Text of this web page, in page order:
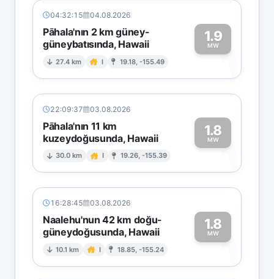
04:32:15 04.08.2026
Pāhala'nın 2 km güney-
güneybatısında, Hawaii
27.4 km I 19.18, -155.49
1.9
MW1
22:09:37 03.08.2026
Pāhala'nın 11 km
kuzeydoğusunda, Hawaii
30.0 km I 19.26, -155.39
1.8
MW1
16:28:45 03.08.2026
Naalehu'nun 42 km doğu-
güneydoğusunda, Hawaii
10.1 km I 18.85, -155.24
1.8
MW1